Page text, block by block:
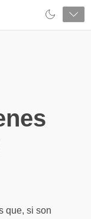
que, si son